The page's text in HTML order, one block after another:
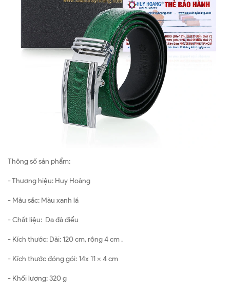
Thông số sản phẩm:
- Thương hiệu: Huy Hoàng
- Màu sắc: Màu xanh lá
- Chất liệu: Da đà điểu
- Kích thước: Dài: 120 cm, rộng 4 cm .
- Kích thước đóng gói: 14x 11 x 4 cm
- Khối lượng: 320 g